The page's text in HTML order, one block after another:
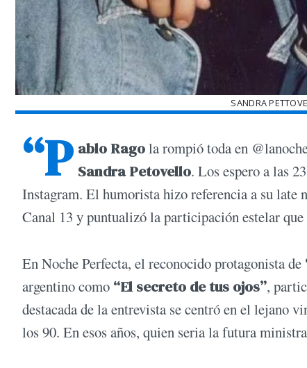
SANDRA
“P ablo Ragola rompió toda en
Sandra Petovello. Los espero a las
Instagram. El humorista hizo referencia a su late
Canal 13 y puntualizó la participación estelar
En Noche Perfecta, el reconocido protagonista de
argentino como “El secreto de tus ojos”,
destacada de la entrevista se centró en el lejano
los 90. En esos años, quien seria la futura